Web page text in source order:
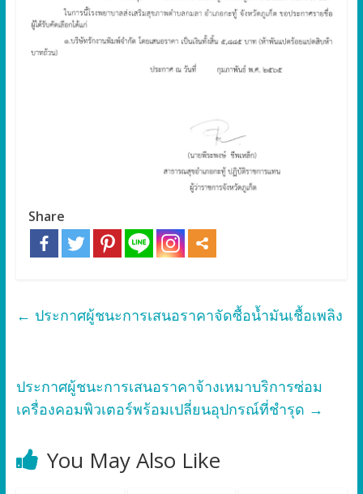
Share
← ประกาศผู้ชนะการเสนอราคาจัดซื้อน้ำมันเชื้อเพลิง
ประกาศผู้ชนะการเสนอราคาจ้างเหมาบริการซ่อม
เครื่องคอมพิวเตอร์พร้อมเปลี่ยนอุปกรณ์ที่ชำรุด →
You May Also Like